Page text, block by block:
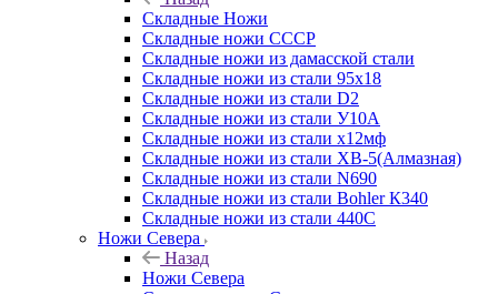
Складные Ножи
Cкладные ножи СССР
Складные ножи из дамасской стали
Складные ножи из стали 95х18
Складные ножи из стали D2
Складные ножи из стали У10А
Складные ножи из стали х12мф
Складные ножи из стали ХВ-5(Алмазная)
Складные ножи из стали N690
Складные ножи из стали Bohler К340
Складные ножи из стали 440С
Ножи Севера
Назад
Ножи Севера